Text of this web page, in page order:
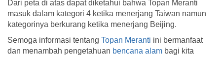
Dari peta di atas dapat diketahui bahwa Topan Meranti
masuk dalam kategori 4 ketika menerjang Taiwan namun
kategorinya berkurang ketika menerjang Beijing.
Semoga informasi tentang Topan Meranti ini bermanfaat
dan menambah pengetahuan bencana alam bagi kita